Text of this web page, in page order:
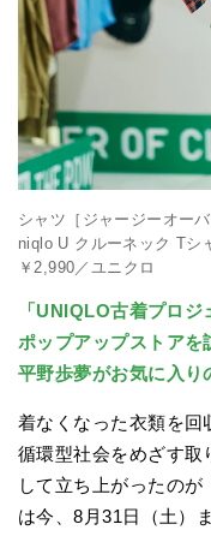
シャツ［ジャージーオー
niqlo U クルーネック Tシ
￥2,990／ユニクロ
「UNIQLO古着プロジ
ポップアップストアを
平野歩夢がお気に入り
着なくなった衣類を回
循環型社会をめざす取
して立ち上がったの
は今、8月31日（土）